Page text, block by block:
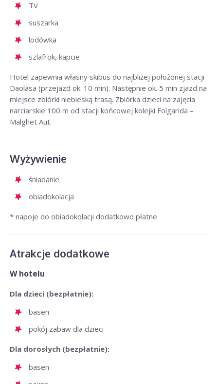
TV
suszarka
lodówka
szlafrok, kapcie
Hotel zapewnia własny skibus do najbliżej położonej stacji
Daolasa (przejazd ok. 10 min). Następnie ok. 5 min zjazd na
miejsce zbiórki niebieską trasą. Zbiórka dzieci na zajęcia
narciarskie 100 m od stacji końcowej kolejki Folgarida –
Malghet Aut.
Wyżywienie
śniadanie
obiadokolacja
* napoje do obiadokolacji dodatkowo płatne
Atrakcje dodatkowe
W hotelu
Dla dzieci (bezpłatnie):
basen
pokój zabaw dla dzieci
Dla dorosłych (bezpłatnie):
basen